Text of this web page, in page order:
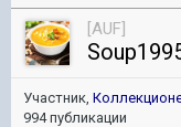
[AUF]
Участник,
994 публикации